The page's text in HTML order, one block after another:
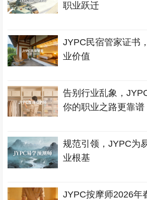
职业跃迁
JYPC民宿管家证书
业价值
告别行业乱象，
你的职业之路更靠谱
规范引领，JYPC为
业根基
JYPC按摩师2026年